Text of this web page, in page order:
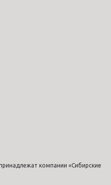
компании «Сибирские